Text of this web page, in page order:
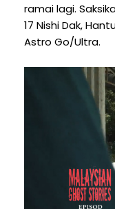
ramai lagi.
17 Nishi Dak,
Astro Go/Ultra.